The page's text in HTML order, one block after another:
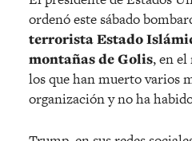
ordenó este sábado
terrorista Estado
montañas de Golis, en
los que han muerto varios
organización y no ha